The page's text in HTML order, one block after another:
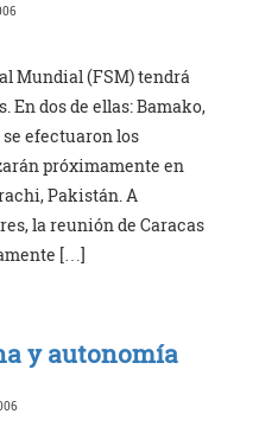
Mundial (FSM) tendrá
En dos de ellas: Bamako,
se efectuaron los
próximamente en
Pakistán. A
la reunión de Caracas
[…]
y autonomía